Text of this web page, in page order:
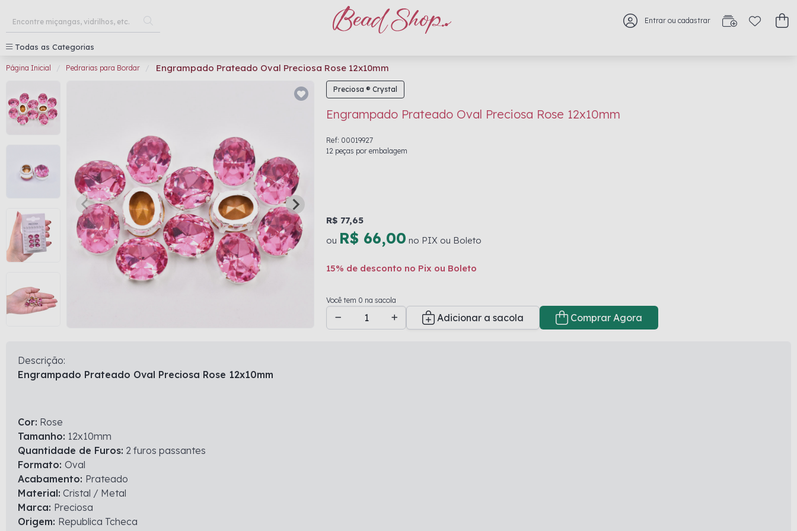
Entrar ou cadastrar
Todas as Categorias
Página Inicial Pedrarias para Bordar Engrampado Prateado Oval Preciosa Rose 12x10mm
Preciosa ® Crystal
Engrampado Prateado Oval Preciosa Rose 12x10mm
Ref: 00019927
12 peças por embalagem
R$ 77,65
ou R$ 66,00 no PIX ou Boleto
15% de desconto no Pix ou Boleto
Você tem 0 na sacola
Adicionar a sacola
Comprar Agora
Descrição:
Engrampado Prateado Oval Preciosa Rose 12x10mm
Cor: Rose
Tamanho: 12x10mm
Quantidade de Furos: 2 furos passantes
Formato: Oval
Acabamento: Prateado
Material: Cristal / Metal
Marca: Preciosa
Origem: Republica Tcheca